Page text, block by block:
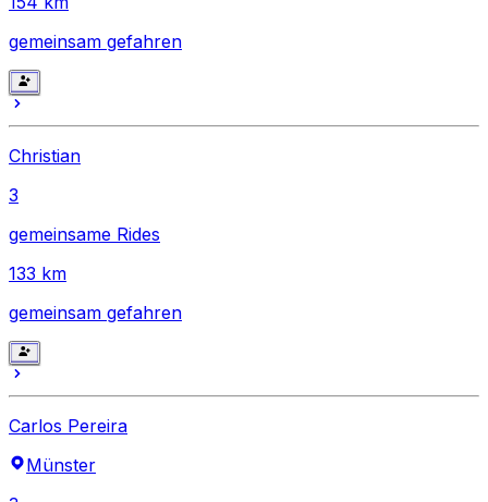
gemeinsam gefahren
Christian
3
gemeinsame Rides
133 km
gemeinsam gefahren
Carlos Pereira
Münster